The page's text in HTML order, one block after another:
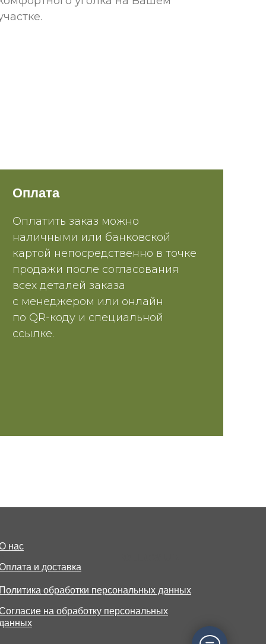
Оплата
Оплатить заказ можно
наличными или банковской
картой непосредственно в точке
продажи после согласования
всех деталей заказа
с менеджером или онлайн
по QR-коду и специальной
ссылке.
нас
и доставка
Политика обработки персональных данных
на обработку персональных